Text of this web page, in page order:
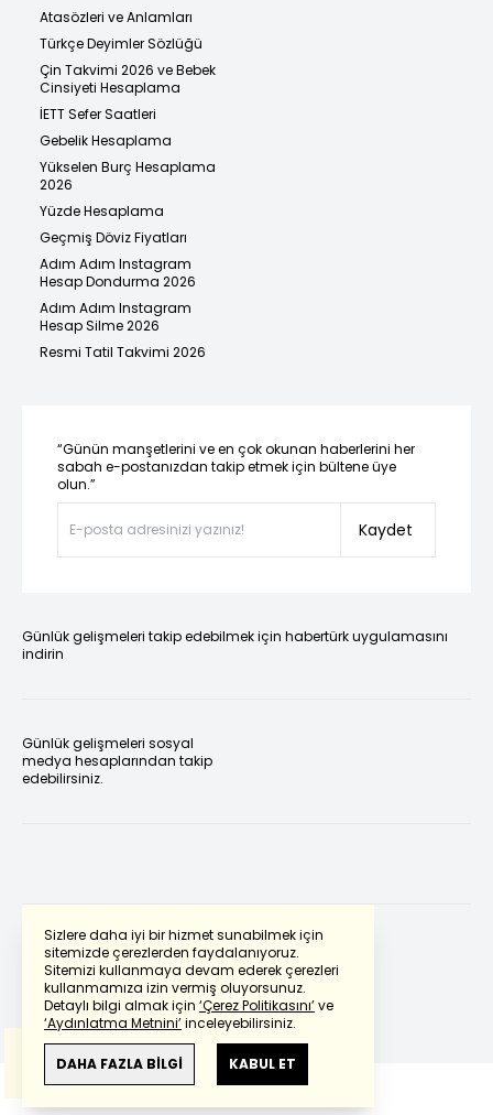
Sizlere daha iyi bir hizmet sunabilmek için
sitemizde çerezlerden faydalanıyoruz.
Sitemizi kullanmaya devam ederek çerezleri
kullanmamıza izin vermiş oluyorsunuz.
Detaylı bilgi almak için ‘Çerez Politikasını’ve
‘Aydınlatma Metnini’inceleyebilirsiniz.
DAHA FAZLA BİLGİ KABUL ET
Atasözleri ve Anlamları
Türkçe Deyimler Sözlüğü
Çin Takvimi 2026 ve Bebek
Cinsiyeti Hesaplama
İETT Sefer Saatleri
Gebelik Hesaplama
Yükselen Burç Hesaplama
2026
Yüzde Hesaplama
Geçmiş Döviz Fiyatları
Adım Adım Instagram
Hesap Dondurma 2026
Adım Adım Instagram
Hesap Silme 2026
Resmi Tatil Takvimi 2026
“Günün manşetlerini ve en çok okunan haberlerini her
sabah e-postanızdan takip etmek için bültene üye
olun.”
Kaydet
Günlük gelişmeleri takip edebilmek için habertürk uygulamasını
indirin
Günlük gelişmeleri sosyal
medya hesaplarından takip
edebilirsiniz.
Powered by Translate
Bu çevirideGoogle Transletekullanılmıştır.
Anlam ve çeviri hatalarından
haberturk.com
sorumlu değildir.